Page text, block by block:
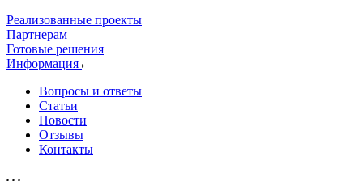
Реализованные проекты
Партнерам
Готовые решения
Информация
Вопросы и ответы
Статьи
Новости
Отзывы
Контакты